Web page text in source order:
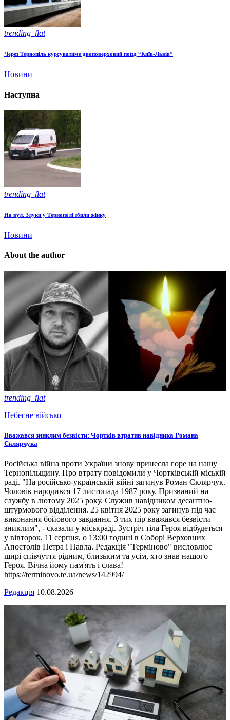
trending_flat
Через Тернопіль курсуватиме двоповерховий поїзд “Київ-Львів”
Новини
Наступна
trending_flat
На вул. Злуки у Тернополі збили жінку
Новини
About the author
trending_flat
Небесне військо
Вважався зниклим безвісти: Чортків втратив навідника Романа
Склярчука
Російська війна проти України знову принесла горе на нашу
Тернопільщину. Про втрату повідомили у Чортківській міській
раді. "На російсько-українській війні загинув Роман Склярчук.
Чоловік народився 17 листопада 1987 року. Призваний на
службу в лютому 2025 року. Служив навідником десантно-
штурмового відділення. 25 квітня 2025 року загинув під час
виконання бойового завдання. З тих пір вважався безвісти
зниклим", - сказали у міськраді. Зустріч тіла Героя відбудеться
у вівторок, 11 серпня, о 13:00 годині в Соборі Верховних
Апостолів Петра і Павла. Редакція "Терміново" висловлює
щирі співчуття рідним, близьким та усім, хто знав нашого
Героя. Вічна йому пам'ять і слава!
https://terminovo.te.ua/news/142994/
Редакція 10.08.2026